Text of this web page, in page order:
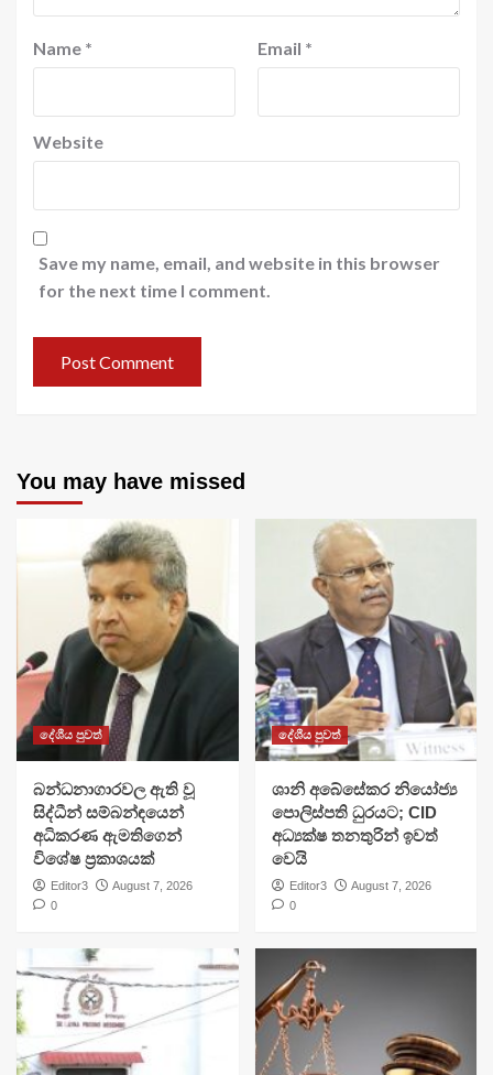
Name * Email *
Website
Save my name, email, and website in this browser
for the next time I comment.
You may have missed
දේශීය පුවත්
බන්ධනාගාරවල ඇති වූ
සිද්ධීන් සම්බන්ඳයෙන්
අධිකරණ ඇමතිගෙන්
විශේෂ ප්‍රකාශයක්
Editor3
August 7, 2026
0
දේශීය පුවත්
ශානි අබේසේකර නියෝජ්‍ය
පොලිස්පති ධුරයට; CID
අධ්‍යක්ෂ තනතුරින් ඉවත්
වෙයි
Editor3
August 7, 2026
0